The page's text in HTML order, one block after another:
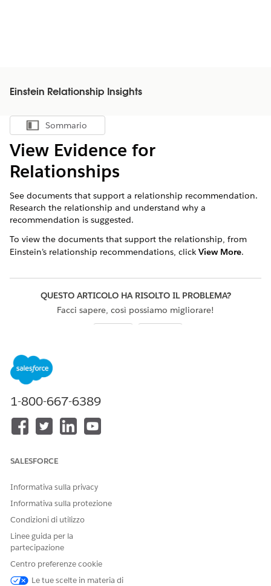
Einstein Relationship Insights
Mostra sommario
Sommario
View Evidence for
Relationships
See documents that support a relationship recommendation.
Research the relationship and understand why a
recommendation is suggested.
To view the documents that support the relationship, from
Einstein’s relationship recommendations, click View More.
QUESTO ARTICOLO HA RISOLTO IL PROBLEMA?
Facci sapere, così possiamo migliorare!
1-800-667-6389
SALESFORCE
Informativa sulla privacy
Informativa sulla protezione
Condizioni di utilizzo
Linee guida per la
partecipazione
Centro preferenze cookie
Le tue scelte in materia di